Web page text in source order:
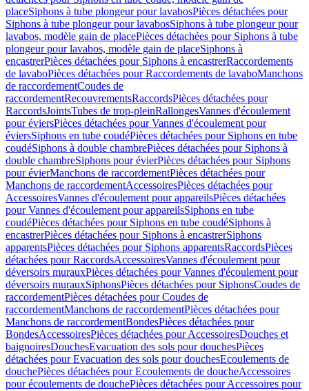
placeSiphons à tube plongeur pour lavabosPièces détachées pour
Siphons à tube plongeur pour lavabosSiphons à tube plongeur pour
lavabos, modèle gain de placePièces détachées pour Siphons à tube
plongeur pour lavabos, modèle gain de placeSiphons à
encastrerPièces détachées pour Siphons à encastrerRaccordements
de lavaboPièces détachées pour Raccordements de lavaboManchons
de raccordementCoudes de
raccordementRecouvrementsRaccordsPièces détachées pour
RaccordsJointsTubes de trop-pleinRallongesVannes d'écoulement
pour éviersPièces détachées pour Vannes d'écoulement pour
éviersSiphons en tube coudéPièces détachées pour Siphons en tube
coudéSiphons à double chambrePièces détachées pour Siphons à
double chambreSiphons pour évierPièces détachées pour Siphons
pour évierManchons de raccordementPièces détachées pour
Manchons de raccordementAccessoiresPièces détachées pour
AccessoiresVannes d'écoulement pour appareilsPièces détachées
pour Vannes d'écoulement pour appareilsSiphons en tube
coudéPièces détachées pour Siphons en tube coudéSiphons à
encastrerPièces détachées pour Siphons à encastrerSiphons
apparentsPièces détachées pour Siphons apparentsRaccordsPièces
détachées pour RaccordsAccessoiresVannes d'écoulement pour
déversoirs murauxPièces détachées pour Vannes d'écoulement pour
déversoirs murauxSiphonsPièces détachées pour SiphonsCoudes de
raccordementPièces détachées pour Coudes de
raccordementManchons de raccordementPièces détachées pour
Manchons de raccordementBondesPièces détachées pour
BondesAccessoiresPièces détachées pour AccessoiresDouches et
baignoiresDouchesEvacuation des sols pour douchesPièces
détachées pour Evacuation des sols pour douchesEcoulements de
douchePièces détachées pour Ecoulements de doucheAccessoires
pour écoulements de douchePièces détachées pour Accessoires pour